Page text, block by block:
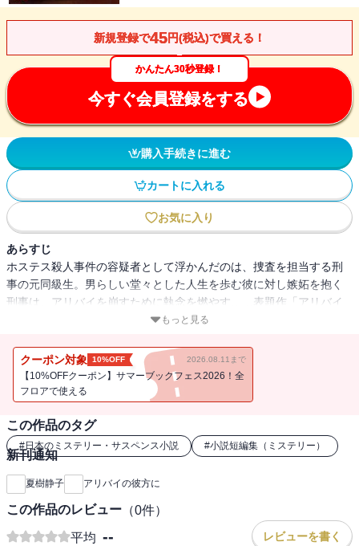
新規登録で45円(税込)で買える！
かんたん30秒登録！
今すぐ会員登録をする
購入手続きに進む
カートに入れる
お気に入り
あらすじ
ホステス殺人事件の容疑者として浮かんだのは、捜査を担当する刑
事の元同級生。男らしい堂々とした人生を歩む彼に対し嫉妬を抱く
刑事は、アリバイを崩すために執念を燃やす……表題作「アリバイ
の彼方に」、自分を捨てた男と偶然再会した女が甘い言葉で殺人事
死んだ亡き親友の姪が実は殺されたのではないかと疑った男の推理
「彼女の死を待つ」など、事件と関わってしまった人々の揺れ動く
心を描いたミステリー短篇集。
もっと見る
クーポン対象 10%OFF 2026.08.11まで
【10%OFFクーポン】サマーブックフェス2026！全
フロアで使える
この作品のタグ
#日本のミステリー・サスペンス小説 #小説短編集（ミステリー）
新刊通知
夏樹静子 アリバイの彼方に
この作品のレビュー （0件）
平均 -- レビューを書く